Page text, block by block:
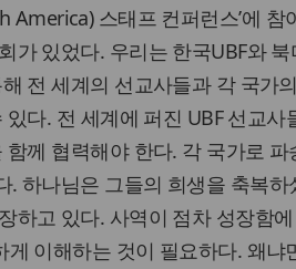
America) 스태프 컨퍼런스’에 참
가 있었다. 우리는 한국UBF와
전 세계의 선교사들과 각 국가
다. 전 세계에 퍼진 UBF 선교사
께 협력해야 한다. 각 국가로
하나님은 그들의 희생을 축복하
하고 있다. 사역이 점차 성장함
이해하는 것이 필요하다. 왜냐